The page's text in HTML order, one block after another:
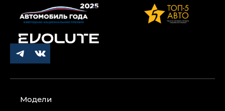
Модели